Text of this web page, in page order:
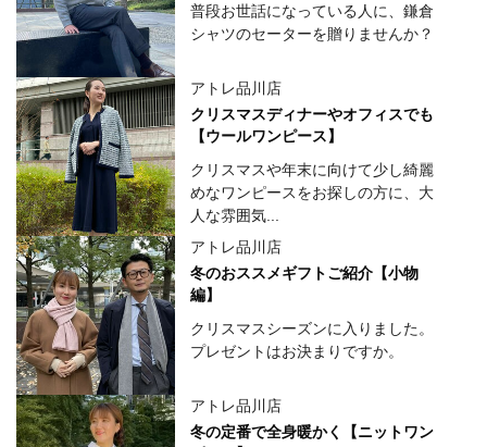
普段お世話になっている人に、鎌倉
シャツのセーターを贈りませんか？
アトレ品川店
クリスマスディナーやオフィスでも
【ウールワンピース】
クリスマスや年末に向けて少し綺麗
めなワンピースをお探しの方に、大
人な雰囲気...
アトレ品川店
冬のおススメギフトご紹介【小物
編】
クリスマスシーズンに入りました。
プレゼントはお決まりですか。
アトレ品川店
冬の定番で全身暖かく【ニットワン